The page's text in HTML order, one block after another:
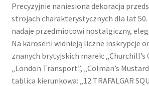
Precyzyjnie naniesiona dekoracja
strojach charakterystycznych dla lat 50. i
nadaje przedmiotowi nostalgiczny,
Na karoserii widnieją liczne inskrypcje
znanych brytyjskich marek: „Churchill’s
„London Transport”, „Colman’s
tablica kierunkowa: „12 TRAFALGAR